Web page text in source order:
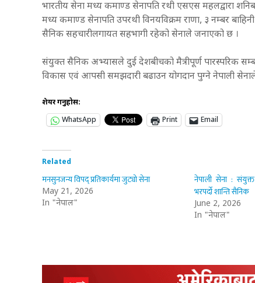
भारतीय सेना मध्य कमाण्ड सेनापति रथी एसएस महलद्वारा
मध्य कमाण्ड सेनापति उपरथी विनयविक्रम राणा, ३ नम्बर
सैनिक सहचारीलगायत सहभागी रहेको सेनाले जनाएको छ ।
संयुक्त सैनिक अभ्यासले दुई देशबीचको मैत्रीपूर्ण पारस्परिक
विकास एवं आपसी समझदारी बढाउन योगदान पुग्ने नेपाली
शेयर गर्नुहोस:
WhatsApp
Print Email
Related
मनसुनजन्य विपद् प्रतिकार्यमा जुट्यो सेना
May 21, 2026
In "नेपाल"
नेपाली सेना : संयुक्त
भरपर्दो शान्ति सैनिक
June 2, 2026
In "नेपाल"